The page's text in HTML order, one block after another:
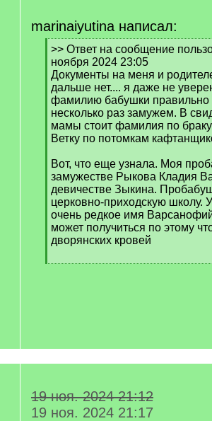
marinaiyutina написал:
[
q
]
>> Ответ на сообщение
ноября 2024 23:05
Документы на меня и
дальше нет.... я даже не
фамилию бабушки правильно
несколько раз замужем. В
мамы стоит фамилия по
Ветку по потомкам
Вот, что еще узнала. Моя
замужестве Рыкова Кладия
девичестве Зыкина.
церковно-приходскую школу.
очень редкое имя
может получиться по этому
дворянских кровей
19 ноя. 2024 21:12
19 ноя. 2024 21:17